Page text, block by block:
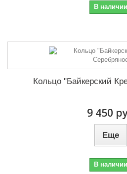
В наличии
Кольцо "Байкерский
9 450
Еще
В наличии